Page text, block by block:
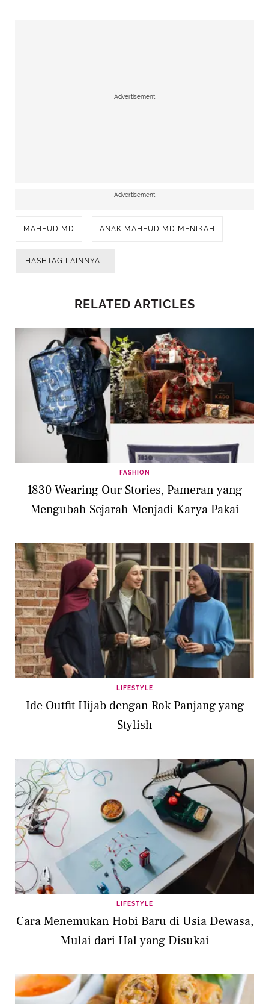
Advertisement
Advertisement
MAHFUD MD ANAK MAHFUD MD MENIKAH
HASHTAG LAINNYA...
RELATED ARTICLES
FASHION
1830 Wearing Our Stories, Pameran yang
Mengubah Sejarah Menjadi Karya Pakai
LIFESTYLE
Ide Outfit Hijab dengan Rok Panjang yang
Stylish
LIFESTYLE
Cara Menemukan Hobi Baru di Usia Dewasa,
Mulai dari Hal yang Disukai